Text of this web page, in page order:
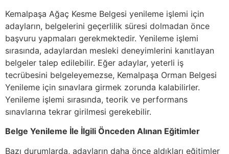
Kemalpaşa Ağaç Kesme Belgesi yenileme işlemi için
adayların, belgelerini geçerlilik süresi dolmadan önce
başvuru yapmaları gerekmektedir. Yenileme işlemi
sırasında, adaylardan mesleki deneyimlerini kanıtlayan
belgeler talep edilebilir. Eğer adaylar, yeterli iş
tecrübesini belgeleyemezse, Kemalpaşa Orman Belgesi
Yenileme için sınavlara girmek zorunda kalabilirler.
Yenileme işlemi sırasında, teorik ve performans
sınavlarına tekrar girilmesi gerekebilir.
Belge Yenileme İle İlgili Önceden Alınan Eğitimler
Bazı durumlarda, adayların daha önce aldıkları eğitimler